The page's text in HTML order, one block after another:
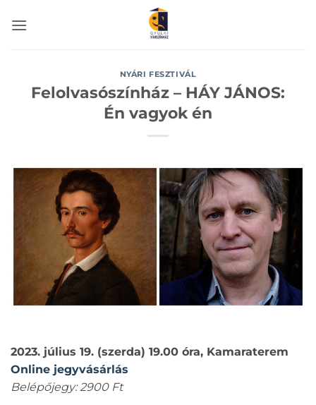
NYÁRI FESZTIVÁL
Felolvasószínház – HÁY JÁNOS:
Én vagyok én
2023. július 19. (szerda) 19.00 óra, Kamaraterem
Online jegyvásárlás
Belépőjegy: 2900 Ft